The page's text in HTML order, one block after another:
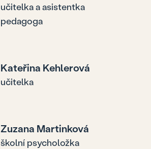
učitelka a asistentka
pedagoga
Kateřina Kehlerová
učitelka
Zuzana Martinková
školní psycholožka